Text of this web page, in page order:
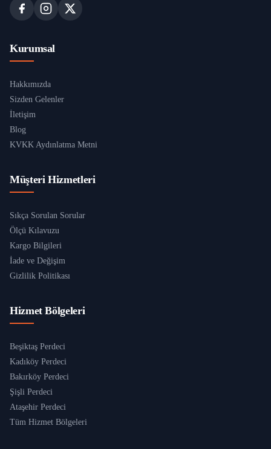
Kurumsal
Hakkımızda
Sizden Gelenler
İletişim
Blog
KVKK Aydınlatma Metni
Müşteri Hizmetleri
Sıkça Sorulan Sorular
Ölçü Kılavuzu
Kargo Bilgileri
İade ve Değişim
Gizlilik Politikası
Hizmet Bölgeleri
Beşiktaş Perdeci
Kadıköy Perdeci
Bakırköy Perdeci
Şişli Perdeci
Ataşehir Perdeci
Tüm Hizmet Bölgeleri